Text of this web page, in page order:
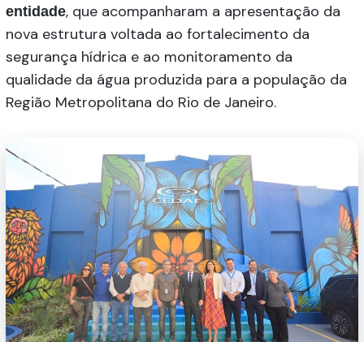
entidade, que acompanharam a apresentação da
nova estrutura voltada ao fortalecimento da
segurança hídrica e ao monitoramento da
qualidade da água produzida para a população da
Região Metropolitana do Rio de Janeiro.